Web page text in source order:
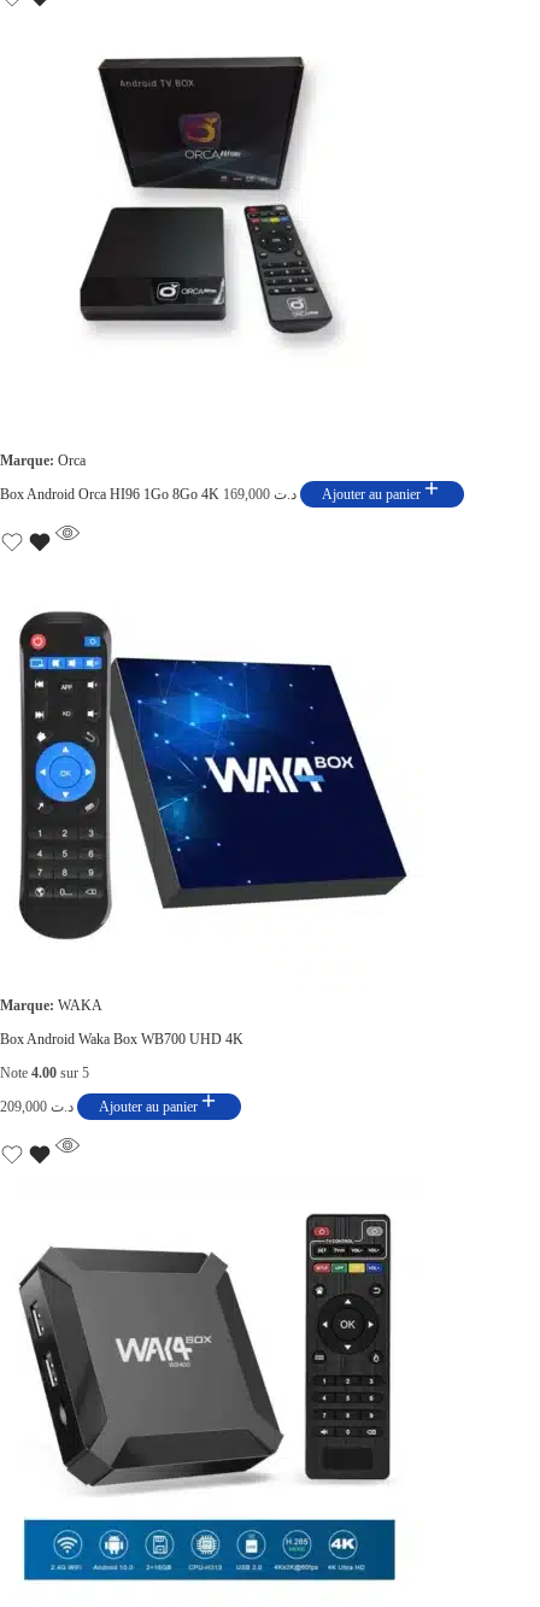
Marque: Orca
Box Android Orca HI96 1Go 8Go 4K
د.ت Ajouter au panier
Marque: WAKA
Box Android Waka Box WB700 UHD 4K
Note 4.00 sur 5
د.ت
Ajouter au panier